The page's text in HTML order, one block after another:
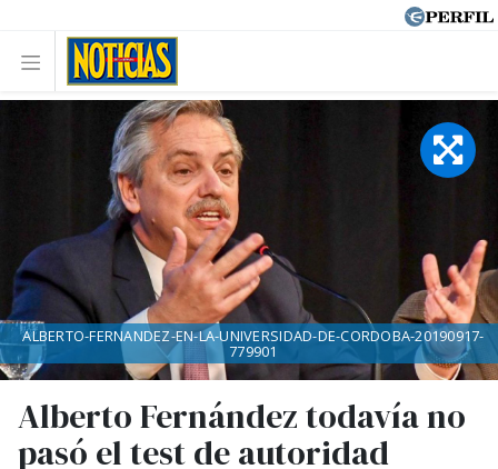
Alberto Fernández todavía no
pasó el test de autoridad
ALBERTO-FERNANDEZ-EN-LA-UNIVERSIDAD-DE-CORDOBA-20190917-
779901